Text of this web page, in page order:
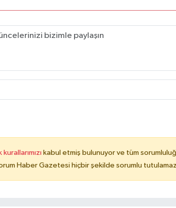
kabul etmiş bulunuyor ve tüm
Haber Gazetesi hiçbir şekilde sorumlu